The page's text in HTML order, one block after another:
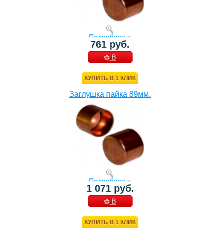
Подробнее »
761 руб.
В
КУПИТЬ В 1 КЛИК
Заглушка пайка 89мм.
Подробнее »
1 071 руб.
В
КУПИТЬ В 1 КЛИК